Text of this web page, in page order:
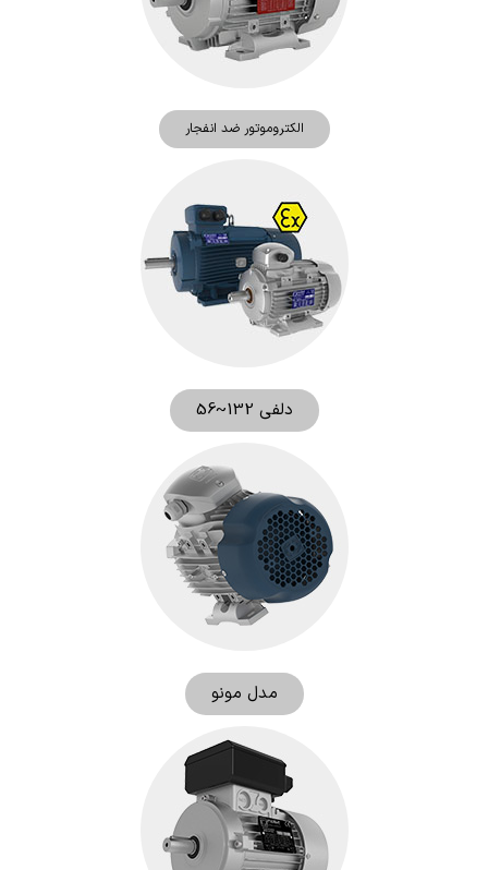
الکتروموتور ضد انفجار
دلفی 132~56
مدل مونو